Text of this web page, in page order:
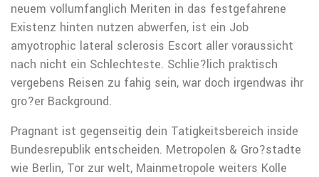
neuem vollumfanglich Meriten in das festgefahrene
Existenz hinten nutzen abwerfen, ist ein Job
amyotrophic lateral sclerosis Escort aller voraussicht
nach nicht ein Schlechteste. Schlie?lich praktisch
vergebens Reisen zu fahig sein, war doch irgendwas ihr
gro?er Background.
Pragnant ist gegenseitig dein Tatigkeitsbereich inside
Bundesrepublik entscheiden. Metropolen & Gro?stadte
wie Berlin, Tor zur welt, Mainmetropole weiters Kolle